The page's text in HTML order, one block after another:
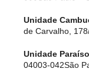
Unidade
de Carvalho,
Unidade Paraíso
04003-042São